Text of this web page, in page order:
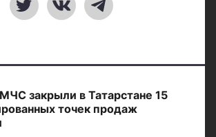
закрыли в Татарстане 15
точек продаж